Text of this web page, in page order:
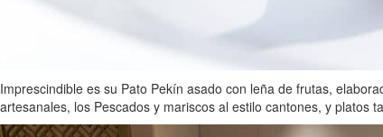
Imprescindible es su Pato Pekín asado con leña de frutas,
artesanales, los Pescados y mariscos al estilo cantones, y platos